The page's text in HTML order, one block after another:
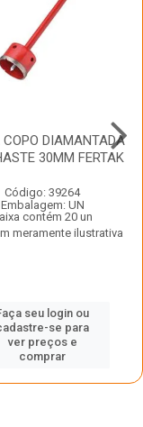
COPO DIAMANTADA
30MM FERTAK
Código: 39264
Embalagem: UN
contém 20 un
meramente ilustrativa
seu login ou
se para
ver preços e
comprar